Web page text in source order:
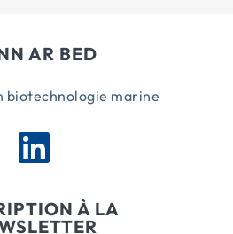
AR BED
biotechnologie marine
À LA